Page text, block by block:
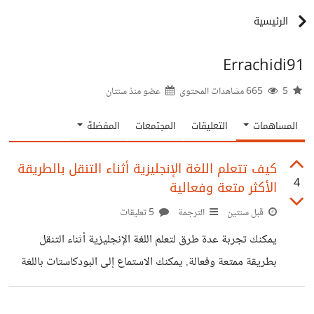
الرئيسية
Errachidi91
عضو منذسنتان
المساهمات التعليقات المجتمعات المفضلة
4
كيف تتعلم اللغة الإنجليزية أثناء التنقل بالطريقة
الأكثر متعة وفعالية
قبل سنتين الترجمة
يمكنك تجربة عدة طرق لتعلم اللغة الإنجليزية أثناء التنقل
بطريقة ممتعة وفعالة. يمكنك الاستماع إلى البودكاستات باللغة
الإنجليزية في مواضيع تهمك، أو الاستماع إلى الأغاني الإنجليزية